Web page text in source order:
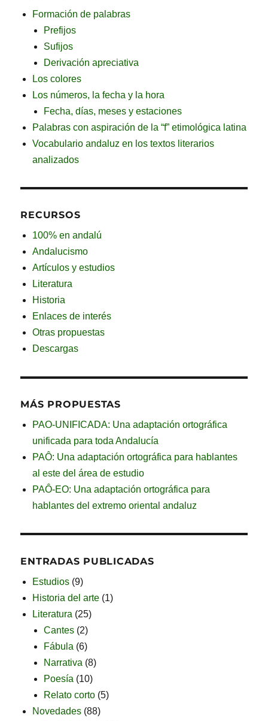
Formación de palabras
Prefijos
Sufijos
Derivación apreciativa
Los colores
Los números, la fecha y la hora
Fecha, días, meses y estaciones
Palabras con aspiración de la “f” etimológica latina
Vocabulario andaluz en los textos literarios
analizados
RECURSOS
100% en andalú
Andalucismo
Artículos y estudios
Literatura
Historia
Enlaces de interés
Otras propuestas
Descargas
MÁS PROPUESTAS
PAO-UNIFICADA: Una adaptación ortográfica
unificada para toda Andalucía
PAÔ: Una adaptación ortográfica para hablantes
al este del área de estudio
PAÔ-EO: Una adaptación ortográfica para
hablantes del extremo oriental andaluz
ENTRADAS PUBLICADAS
Estudios(9)
Historia del arte(1)
Literatura (25)
Cantes (2)
Fábula (6)
Narrativa (8)
Poesía (10)
Relato corto (5)
Novedades(88)